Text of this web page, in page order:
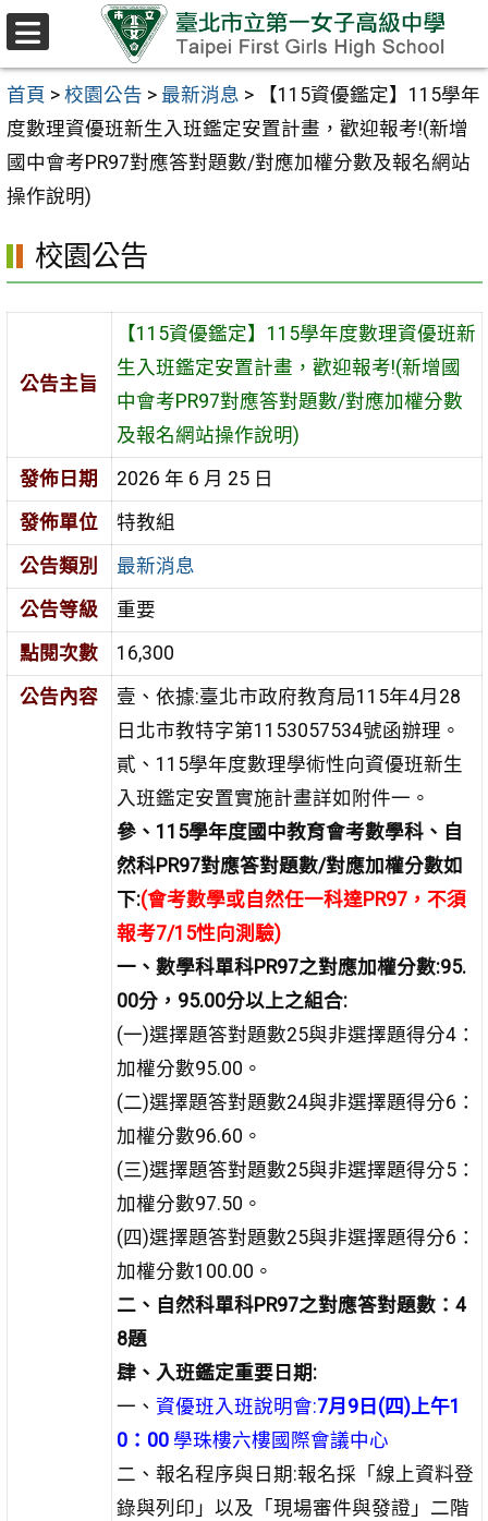
跳至主要內容區
首頁 > 校園公告 > 最新消息 >
【115資優鑑定】115學年
度數理資優班新生入班鑑定安置計畫，歡迎報考!(新增
國中會考PR97對應答對題數/對應加權分數及報名網站
操作說明)
校園公告
公告主旨
【115資優鑑定】115學年度數理資優班新
生入班鑑定安置計畫，歡迎報考!(新增國
中會考PR97對應答對題數/對應加權分數
及報名網站操作說明)
發佈日期
2026 年 6 月 25 日
發佈單位
特教組
公告類別
最新消息
公告等級
重要
點閱次數
16,300
公告內容
壹、依據:臺北市政府教育局115年4月28
日北市教特字第1153057534號函辦理。
貳、115學年度數理學術性向資優班新生
入班鑑定安置實施計畫詳如附件一。
參、115學年度國中教育會考數學科、自
然科PR97對應答對題數/對應加權分數如
下:(會考數學或自然任一科達PR97，不須
報考7/15性向測驗)
一、數學科單科PR97之對應加權分數:95.
00分，95.00分以上之組合:
(一)選擇題答對題數25與非選擇題得分4：
加權分數95.00。
(二)選擇題答對題數24與非選擇題得分6：
加權分數96.60。
(三)選擇題答對題數25與非選擇題得分5：
加權分數97.50。
(四)選擇題答對題數25與非選擇題得分6：
加權分數100.00。
二、自然科單科PR97之對應答對題數：4
8題
肆、入班鑑定重要日期:
一、 資優班入班說明會:7月9日(四)上午1
0：00 學珠樓六樓國際會議中心
二、報名程序與日期:報名採「線上資料登
錄與列印」以及「現場審件與發證」二階
選
單